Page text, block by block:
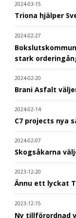
2024-03-15
Triona hjälper
2024-02-27
stark
2024-02-20
Brani Asfalt
2024-02-14
C7 projects nya
2024-02-07
Skogsåkarna
2023-12-20
Ännu ett lyckat
2023-12-15
Ny tillförordnad